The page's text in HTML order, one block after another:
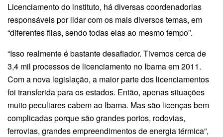
Licenciamento do instituto, há diversas coordenadorias
responsáveis por lidar com os mais diversos temas, em
“diferentes filas, sendo todas elas ao mesmo tempo”.
“Isso realmente é bastante desafiador. Tivemos cerca de
3,4 mil processos de licenciamento no Ibama em 2011.
Com a nova legislação, a maior parte dos licenciamentos
foi transferida para os estados. Então, apenas situações
muito peculiares cabem ao Ibama. Mas são licenças bem
complicadas porque são grandes portos, rodovias,
ferrovias, grandes empreendimentos de energia térmica”,